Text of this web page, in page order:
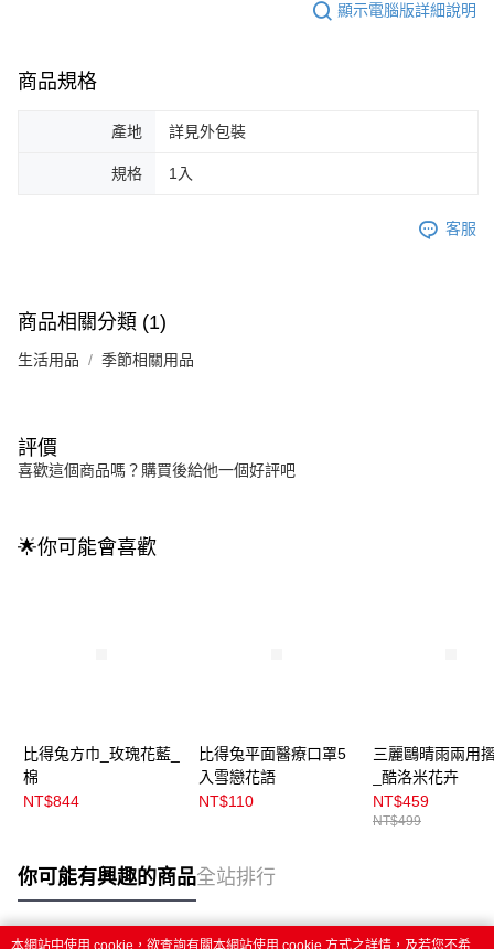
顯示電腦版詳細說明
商品規格
產地 詳見外包裝
規格 1入
客服
商品相關分類 (1)
生活用品 季節相關用品
評價
喜歡這個商品嗎？購買後給他一個好評吧
🌟你可能會喜歡
比得兔方巾_玫瑰花藍_
棉
NT$844
比得兔平面醫療口罩5
入雪戀花語
NT$110
三麗鷗晴雨兩用
_酷洛米花卉
NT$459
NT$499
你可能有興趣的商品全站排行
本網站中使用 cookie，欲查詢有關本網站使用 cookie 方式之詳情，及若您不希